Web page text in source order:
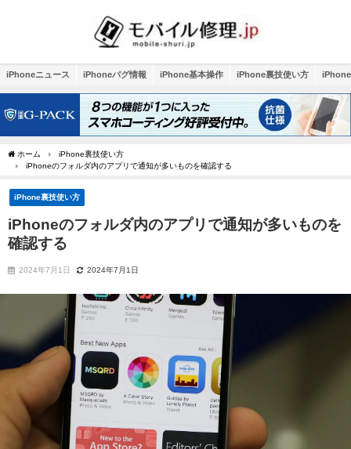
iPhoneニュース iPhoneバグ情報 iPhone基本操作 iPhone裏技使い方
ホーム
iPhone裏技使い方
iPhoneのフォルダ内のアプリで通知が多いものを確認する
iPhone裏技使い方
iPhoneのフォルダ内のアプリで通知が多いものを
確認する
2024年7月1日 2024年7月1日